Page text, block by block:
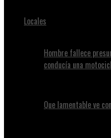
Locales
Hombre fallece
conducía una
Que lamentable ve